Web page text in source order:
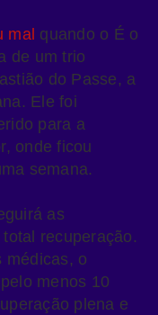
mal quando o É o
de um trio
do Passe, a
Ele foi
para a
onde ficou
semana.
as
recuperação.
médicas, o
menos 10
plena e